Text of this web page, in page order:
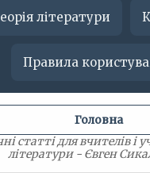
літератури
Правила
статті для вчителів і
літератури - Євген
Головна